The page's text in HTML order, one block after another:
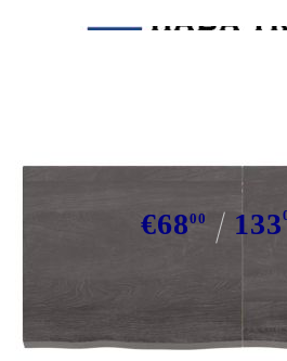
€6800 133
Време за доставка: